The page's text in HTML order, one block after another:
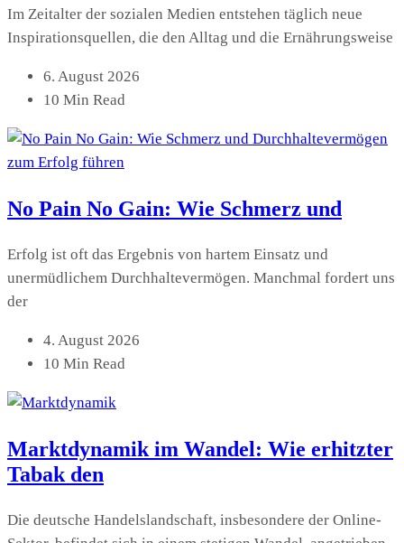
Im Zeitalter der sozialen Medien entstehen täglich neue
Inspirationsquellen, die den Alltag und die Ernährungsweise
6. August 2026
10 Min Read
No Pain No Gain: Wie Schmerz und
Erfolg ist oft das Ergebnis von hartem Einsatz und
unermüdlichem Durchhaltevermögen. Manchmal fordert uns
der
4. August 2026
10 Min Read
Marktdynamik im Wandel: Wie erhitzter
Tabak den
Die deutsche Handelslandschaft, insbesondere der Online-